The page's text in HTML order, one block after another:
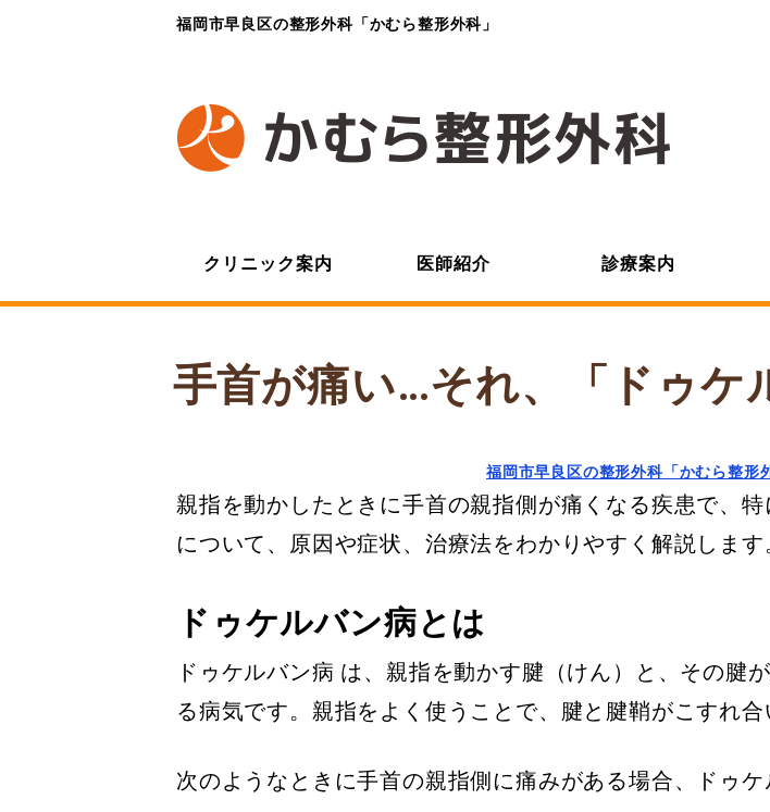
福岡市早良区の整形外科「かむら整形外科」
クリニック案内 医師紹介 診療案内
手首が痛い…それ、「ドゥケ
福岡市早良区の整形外科「かむら整形
親指を動かしたときに手首の親指側が痛くなる疾患で、
について、原因や症状、治療法をわかりやすく解説します
ドゥケルバン病とは
ドゥケルバン病 は、親指を動かす腱（けん）と、その腱
る病気です。親指をよく使うことで、腱と腱鞘がこすれ合
次のようなときに手首の親指側に痛みがある場合、ドゥケ